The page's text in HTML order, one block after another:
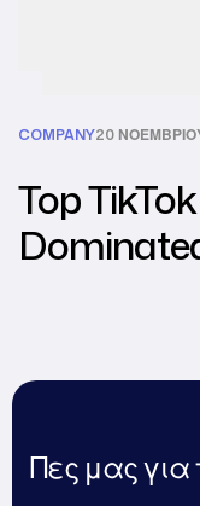
COMPANY20
Top
Πες μας για